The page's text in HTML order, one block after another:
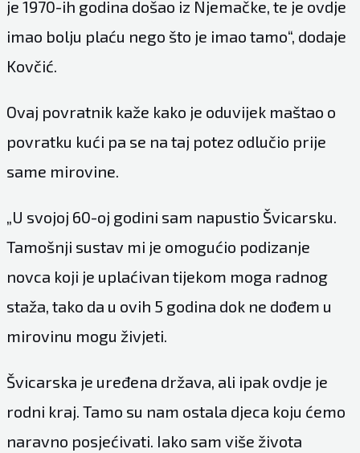
je 1970-ih godina došao iz Njemačke, te je ovdje
imao bolju plaću nego što je imao tamo“, dodaje
Kovčić.
Ovaj povratnik kaže kako je oduvijek maštao o
povratku kući pa se na taj potez odlučio prije
same mirovine.
„U svojoj 60-oj godini sam napustio Švicarsku.
Tamošnji sustav mi je omogućio podizanje
novca koji je uplaćivan tijekom moga radnog
staža, tako da u ovih 5 godina dok ne dođem u
mirovinu mogu živjeti.
Švicarska je uređena država, ali ipak ovdje je
rodni kraj. Tamo su nam ostala djeca koju ćemo
naravno posjećivati. Iako sam više života